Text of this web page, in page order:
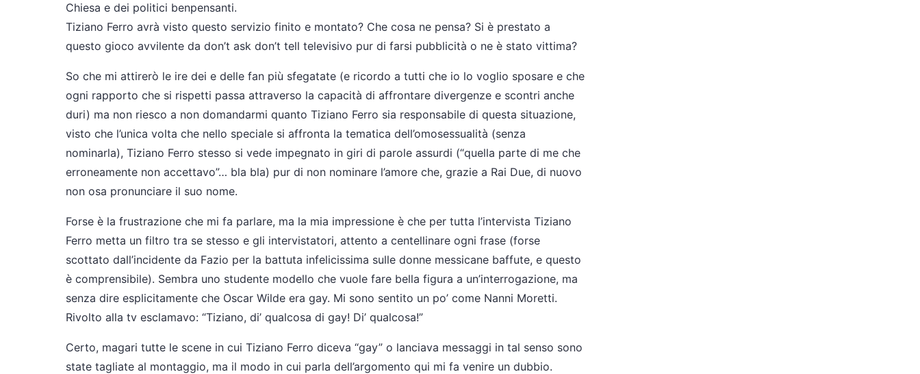
Chiesa e dei politici benpensanti.
Tiziano Ferro avrà visto questo servizio finito e montato? Che cosa ne pensa? Si è prestato a
questo gioco avvilente da don’t ask don’t tell televisivo pur di farsi pubblicità o ne è stato vittima?
So che mi attirerò le ire dei e delle fan più sfegatate (e ricordo a tutti che io lo voglio sposare e che
ogni rapporto che si rispetti passa attraverso la capacità di affrontare divergenze e scontri anche
duri) ma non riesco a non domandarmi quanto Tiziano Ferro sia responsabile di questa situazione,
visto che l’unica volta che nello speciale si affronta la tematica dell’omosessualità (senza
nominarla), Tiziano Ferro stesso si vede impegnato in giri di parole assurdi (“quella parte di me che
erroneamente non accettavo”… bla bla) pur di non nominare l’amore che, grazie a Rai Due, di nuovo
non osa pronunciare il suo nome.
Forse è la frustrazione che mi fa parlare, ma la mia impressione è che per tutta l’intervista Tiziano
Ferro metta un filtro tra se stesso e gli intervistatori, attento a centellinare ogni frase (forse
scottato dall’incidente da Fazio per la battuta infelicissima sulle donne messicane baffute, e questo
è comprensibile). Sembra uno studente modello che vuole fare bella figura a un’interrogazione, ma
senza dire esplicitamente che Oscar Wilde era gay. Mi sono sentito un po’ come Nanni Moretti.
Rivolto alla tv esclamavo: “Tiziano, di’ qualcosa di gay! Di’ qualcosa!”
Certo, magari tutte le scene in cui Tiziano Ferro diceva “gay” o lanciava messaggi in tal senso sono
state tagliate al montaggio, ma il modo in cui parla dell’argomento qui mi fa venire un dubbio.